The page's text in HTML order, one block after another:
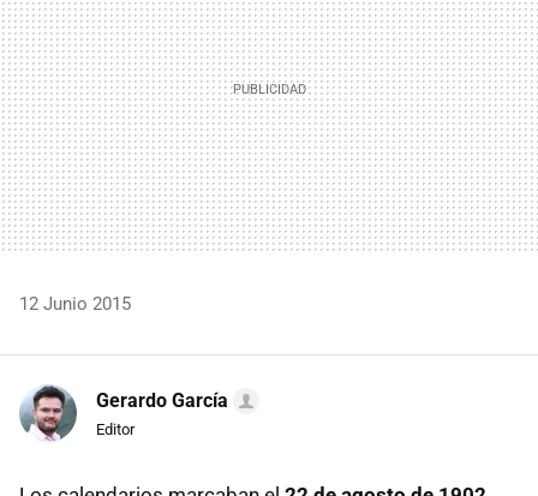
12 Junio 2015
Gerardo García
Editor